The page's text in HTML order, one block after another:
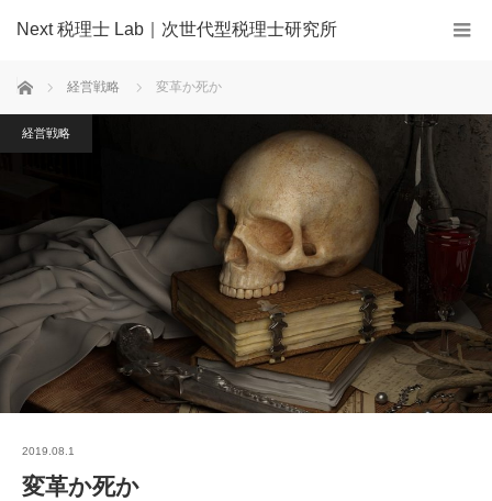
Next 税理士 Lab｜次世代型税理士研究所
ホーム 経営戦略 変革か死か
経営戦略
2019.08.1
変革か死か